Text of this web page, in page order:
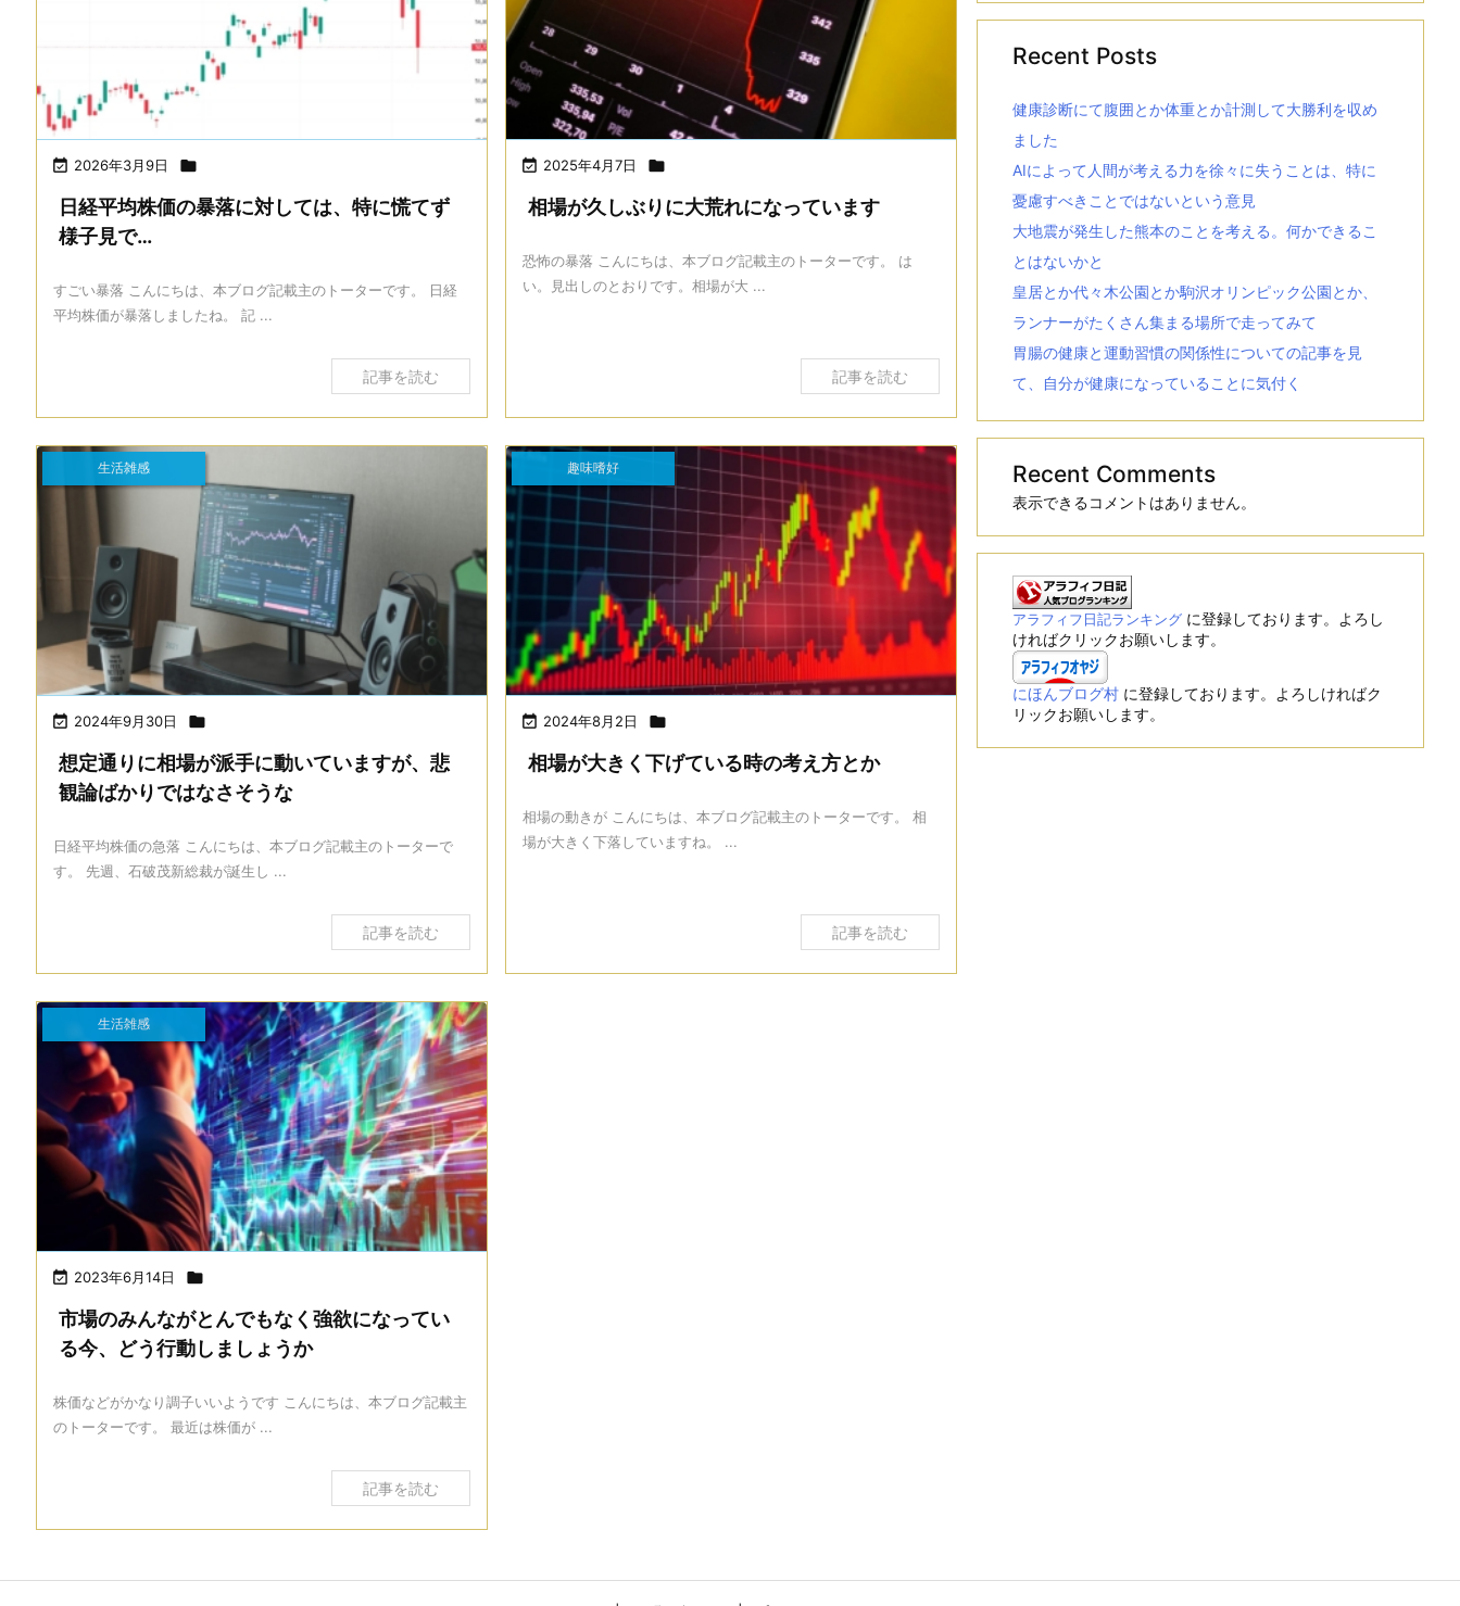
 2026年3月9日 
日経平均株価の暴落に対しては、特に慌てず
様子見で…
すごい暴落 こんにちは、本ブログ記載主のトーターです。 日経
平均株価が暴落しましたね。 記 ...
記事を読む
 2025年4月7日 
相場が久しぶりに大荒れになっています
恐怖の暴落 こんにちは、本ブログ記載主のトーターです。 は
い。見出しのとおりです。相場が大 ...
記事を読む
 2024年9月30日 
生活雑感
想定通りに相場が派手に動いていますが、悲
観論ばかりではなさそうな
日経平均株価の急落 こんにちは、本ブログ記載主のトーターで
す。 先週、石破茂新総裁が誕生し ...
記事を読む
 2024年8月2日 
趣味嗜好
相場が大きく下げている時の考え方とか
相場の動きが こんにちは、本ブログ記載主のトーターです。 相
場が大きく下落していますね。 ...
記事を読む
 2023年6月14日 
生活雑感
市場のみんながとんでもなく強欲になってい
る今、どう行動しましょうか
株価などがかなり調子いいようです こんにちは、本ブログ記載主
のトーターです。 最近は株価が ...
記事を読む
Recent Posts
健康診断にて腹囲とか体重とか計測して大勝利を収め
ました
AIによって人間が考える力を徐々に失うことは、特に
憂慮すべきことではないという意見
大地震が発生した熊本のことを考える。何かできるこ
とはないかと
皇居とか代々木公園とか駒沢オリンピック公園とか、
ランナーがたくさん集まる場所で走ってみて
胃腸の健康と運動習慣の関係性についての記事を見
て、自分が健康になっていることに気付く
Recent Comments
表示できるコメントはありません。
アラフィフ日記ランキング に登録しております。よろし
ければクリックお願いします。
にほんブログ村 に登録しております。よろしければク
リックお願いします。